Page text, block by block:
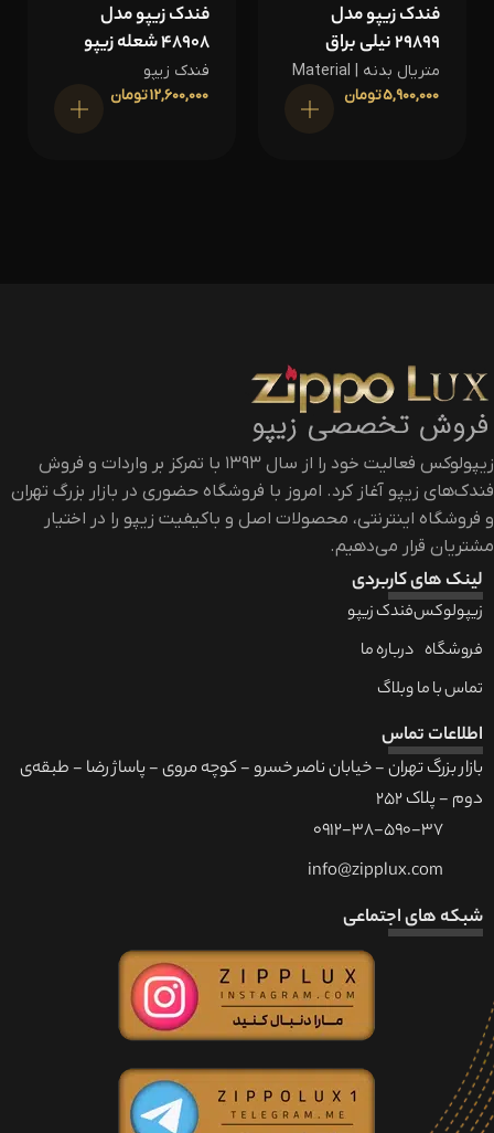
فندک زیپو مدل
29899 نیلی براق
متریال بدنه | Material
5,900,000تومان
فندک زیپو مدل
48908 شعله زیپو
فندک زیپو
12,600,000تومان
زیپولوکس فعالیت خود را از سال ۱۳۹۳ با تمرکز بر واردات و فروش
فندک‌های زیپو آغاز کرد. امروز با فروشگاه حضوری در بازار بزرگ تهران
و فروشگاه اینترنتی، محصولات اصل و باکیفیت زیپو را در اختیار
مشتریان قرار می‌دهیم.
لینک های کاربردی
زیپولوکس
فروشگاه
تماس با ما
فندک زیپو
درباره ما
وبلاگ
اطلاعات تماس
بازار بزرگ تهران - خیابان ناصر خسرو - کوچه مروی - پاساژ رضا - طبقه‌ی
دوم - پلاک 252
0912-38-590-37
info@zipplux.com
شبکه های اجتماعی